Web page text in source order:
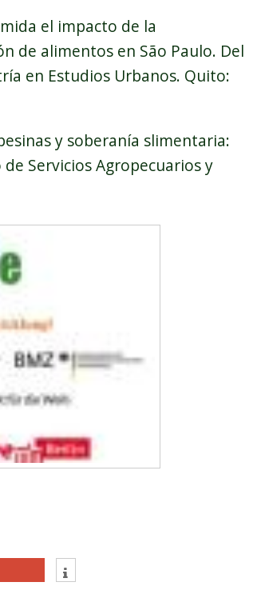
el impacto de la
de alimentos en São Paulo. Del
en Estudios Urbanos. Quito:
y soberanía slimentaria:
Servicios Agropecuarios y